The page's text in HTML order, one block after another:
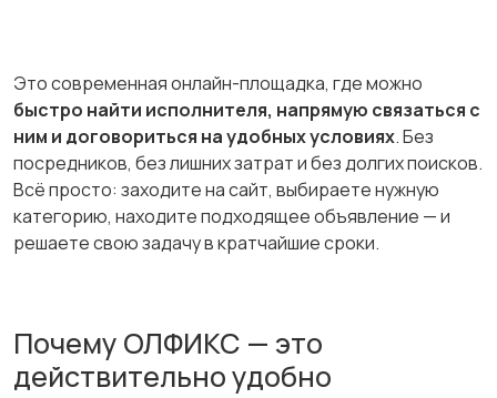
Это современная онлайн-площадка, где можно
быстро найти исполнителя, напрямую связаться с
ним и договориться на удобных условиях. Без
посредников, без лишних затрат и без долгих поисков.
Всё просто: заходите на сайт, выбираете нужную
категорию, находите подходящее объявление — и
решаете свою задачу в кратчайшие сроки.
Почему ОЛФИКС — это
действительно удобно